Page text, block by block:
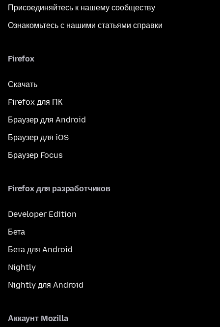
Присоединяйтесь к нашему сообществу
Ознакомьтесь с нашими статьями справки
Firefox
Скачать
Firefox для ПК
Браузер для Android
Браузер для iOS
Браузер Focus
Firefox для разработчиков
Developer Edition
Бета
Бета для Android
Nightly
Nightly для Android
Аккаунт Mozilla